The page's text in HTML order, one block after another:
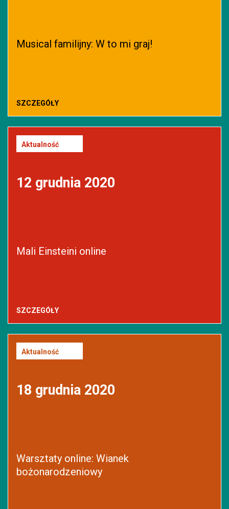
Musical familijny: W to mi graj!
SZCZEGÓŁY
Aktualność
12 grudnia 2020
Mali Einsteini online
SZCZEGÓŁY
Aktualność
18 grudnia 2020
Warsztaty online: Wianek
bożonarodzeniowy